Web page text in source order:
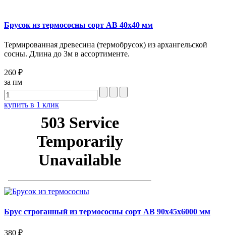
Брусок из термососны сорт AB 40x40 мм
Термированная древесина (термобрусок) из архангельской
сосны. Длина до 3м в ассортименте.
260 ₽
за пм
купить в 1 клик
Брус строганный из термососны сорт АВ 90x45x6000 мм
380 ₽